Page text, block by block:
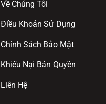
Về Chúng Tôi
Điều Khoản Sử Dụng
Chính Sách Bảo Mật
Khiếu Nại Bản Quyền
Liên Hệ